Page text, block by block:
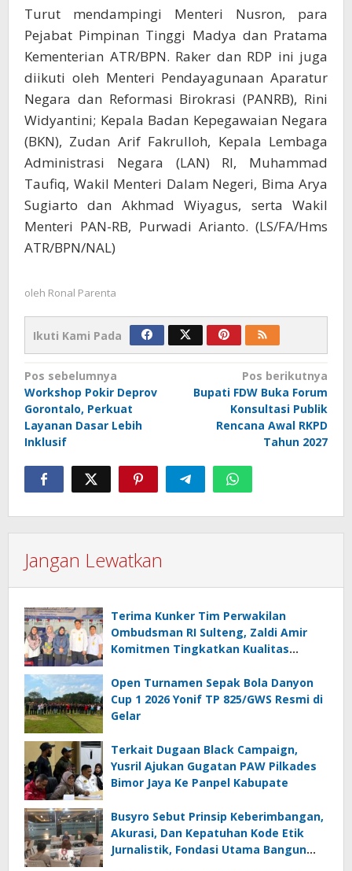
Turut mendampingi Menteri Nusron, para
Pejabat Pimpinan Tinggi Madya dan Pratama
Kementerian ATR/BPN. Raker dan RDP ini juga
diikuti oleh Menteri Pendayagunaan Aparatur
Negara dan Reformasi Birokrasi (PANRB), Rini
Widyantini; Kepala Badan Kepegawaian Negara
(BKN), Zudan Arif Fakrulloh, Kepala Lembaga
Administrasi Negara (LAN) RI, Muhammad
Taufiq, Wakil Menteri Dalam Negeri, Bima Arya
Sugiarto dan Akhmad Wiyagus, serta Wakil
Menteri PAN-RB, Purwadi Arianto. (LS/FA/Hms
ATR/BPN/NAL)
oleh Ronal Parenta
Ikuti Kami Pada
Navigasi
pos
Pos sebelumnya
Workshop Pokir Deprov
Gorontalo, Perkuat
Layanan Dasar Lebih
Inklusif
Pos berikutnya
Bupati FDW Buka Forum
Konsultasi Publik
Rencana Awal RKPD
Tahun 2027
Jangan Lewatkan
Terima Kunker Tim Perwakilan
Ombudsman RI Sulteng, Zaldi Amir
Komitmen Tingkatkan Kualitas
Mal Administrasi
Open Turnamen Sepak Bola Danyon
Cup 1 2026 Yonif TP 825/GWS Resmi di
Gelar
Terkait Dugaan Black Campaign,
Yusril Ajukan Gugatan PAW Pilkades
Bimor Jaya Ke Panpel Kabupate
Busyro Sebut Prinsip Keberimbangan,
Akurasi, Dan Kepatuhan Kode Etik
Jurnalistik, Fondasi Utama Bangun